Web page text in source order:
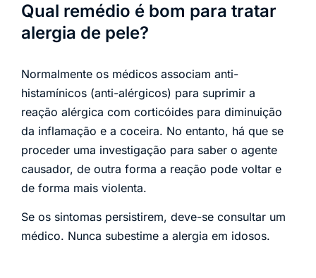
Qual remédio é bom para tratar
alergia de pele?
Normalmente os médicos associam anti-
histamínicos (anti-alérgicos) para suprimir a
reação alérgica com corticóides para diminuição
da inflamação e a coceira. No entanto, há que se
proceder uma investigação para saber o agente
causador, de outra forma a reação pode voltar e
de forma mais violenta.
Se os sintomas persistirem, deve-se consultar um
médico. Nunca subestime a alergia em idosos.